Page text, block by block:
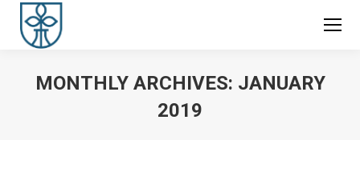
MONTHLY ARCHIVES: JANUARY
2019